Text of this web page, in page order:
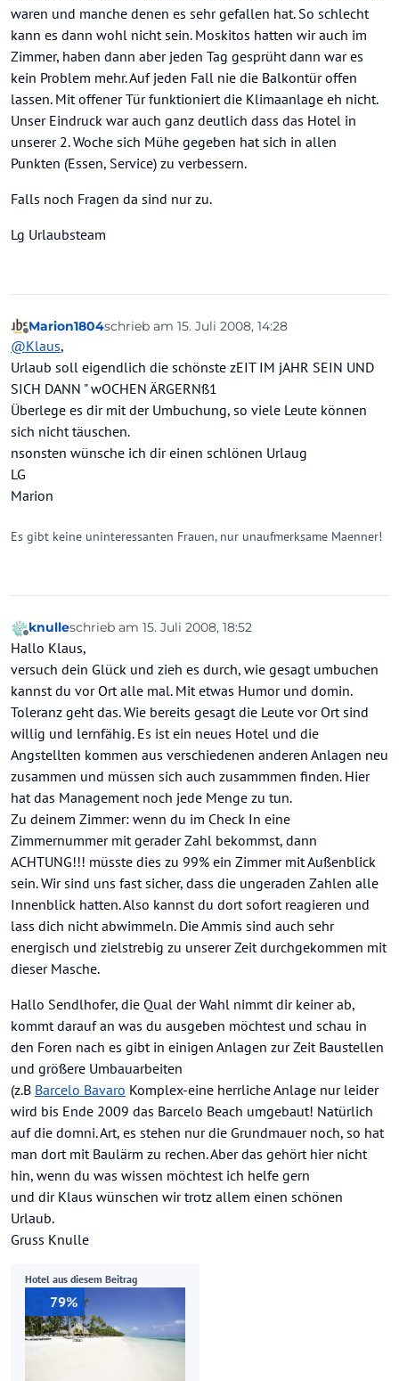
waren und manche denen es sehr gefallen hat. So schlecht
kann es dann wohl nicht sein. Moskitos hatten wir auch im
Zimmer, haben dann aber jeden Tag gesprüht dann war es
kein Problem mehr. Auf jeden Fall nie die Balkontür offen
lassen. Mit offener Tür funktioniert die Klimaanlage eh nicht.
Unser Eindruck war auch ganz deutlich dass das Hotel in
unserer 2. Woche sich Mühe gegeben hat sich in allen
Punkten (Essen, Service) zu verbessern.
Falls noch Fragen da sind nur zu.
Lg Urlaubsteam
Offline
Marion1804schrieb am 15. Juli 2008, 14:28
zuletzt editiert von
@Klaus,
Urlaub soll eigendlich die schönste zEIT IM jAHR SEIN UND
SICH DANN " wOCHEN ÄRGERNß1
Überlege es dir mit der Umbuchung, so viele Leute können
sich nicht täuschen.
nsonsten wünsche ich dir einen schlönen Urlaug
LG
Marion
Es gibt keine uninteressanten Frauen, nur unaufmerksame Maenner!
Offline
knulleschrieb am 15. Juli 2008, 18:52
zuletzt editiert von
Hallo Klaus,
versuch dein Glück und zieh es durch, wie gesagt umbuchen
kannst du vor Ort alle mal. Mit etwas Humor und domin.
Toleranz geht das. Wie bereits gesagt die Leute vor Ort sind
willig und lernfähig. Es ist ein neues Hotel und die
Angstellten kommen aus verschiedenen anderen Anlagen neu
zusammen und müssen sich auch zusammmen finden. Hier
hat das Management noch jede Menge zu tun.
Zu deinem Zimmer: wenn du im Check In eine
Zimmernummer mit gerader Zahl bekommst, dann
ACHTUNG!!! müsste dies zu 99% ein Zimmer mit Außenblick
sein. Wir sind uns fast sicher, dass die ungeraden Zahlen alle
Innenblick hatten. Also kannst du dort sofort reagieren und
lass dich nicht abwimmeln. Die Ammis sind auch sehr
energisch und zielstrebig zu unserer Zeit durchgekommen mit
dieser Masche.
Hallo Sendlhofer, die Qual der Wahl nimmt dir keiner ab,
kommt darauf an was du ausgeben möchtest und schau in
den Foren nach es gibt in einigen Anlagen zur Zeit Baustellen
und größere Umbauarbeiten
(z.B Barcelo Bavaro Komplex-eine herrliche Anlage nur leider
wird bis Ende 2009 das Barcelo Beach umgebaut! Natürlich
auf die domni. Art, es stehen nur die Grundmauer noch, so hat
man dort mit Baulärm zu rechen. Aber das gehört hier nicht
hin, wenn du was wissen möchtest ich helfe gern
und dir Klaus wünschen wir trotz allem einen schönen
Urlaub.
Gruss Knulle
Hotel aus diesem Beitrag
79%